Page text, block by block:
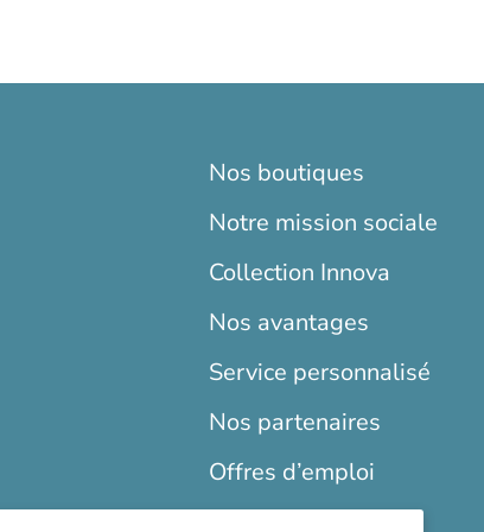
Nos boutiques
Notre mission sociale
Collection Innova
Nos avantages
Service personnalisé
Nos partenaires
Offres d’emploi